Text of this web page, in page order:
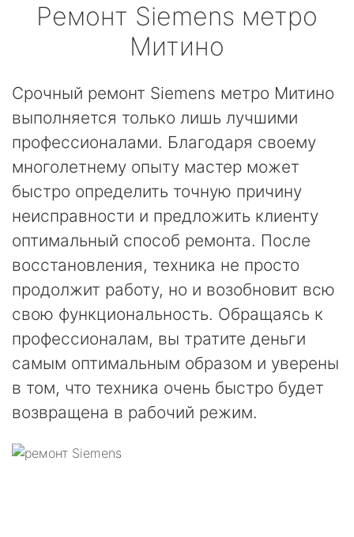
Ремонт Siemens метро
Митино
Срочный ремонт Siemens метро Митино
выполняется только лишь лучшими
профессионалами. Благодаря своему
многолетнему опыту мастер может
быстро определить точную причину
неисправности и предложить клиенту
оптимальный способ ремонта. После
восстановления, техника не просто
продолжит работу, но и возобновит всю
свою функциональность. Обращаясь к
профессионалам, вы тратите деньги
самым оптимальным образом и уверены
в том, что техника очень быстро будет
возвращена в рабочий режим.